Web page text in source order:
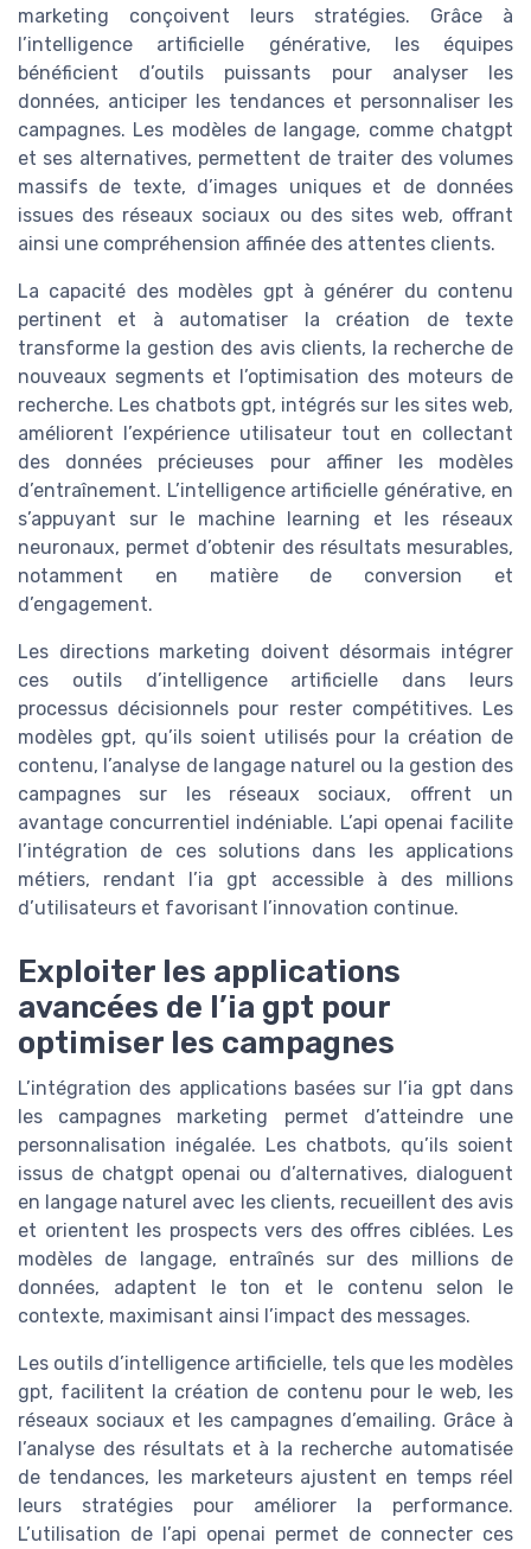
marketing conçoivent leurs stratégies. Grâce à
l’intelligence artificielle générative, les équipes
bénéficient d’outils puissants pour analyser les
données, anticiper les tendances et personnaliser les
campagnes. Les modèles de langage, comme chatgpt
et ses alternatives, permettent de traiter des volumes
massifs de texte, d’images uniques et de données
issues des réseaux sociaux ou des sites web, offrant
ainsi une compréhension affinée des attentes clients.
La capacité des modèles gpt à générer du contenu
pertinent et à automatiser la création de texte
transforme la gestion des avis clients, la recherche de
nouveaux segments et l’optimisation des moteurs de
recherche. Les chatbots gpt, intégrés sur les sites web,
améliorent l’expérience utilisateur tout en collectant
des données précieuses pour affiner les modèles
d’entraînement. L’intelligence artificielle générative, en
s’appuyant sur le machine learning et les réseaux
neuronaux, permet d’obtenir des résultats mesurables,
notamment en matière de conversion et
d’engagement.
Les directions marketing doivent désormais intégrer
ces outils d’intelligence artificielle dans leurs
processus décisionnels pour rester compétitives. Les
modèles gpt, qu’ils soient utilisés pour la création de
contenu, l’analyse de langage naturel ou la gestion des
campagnes sur les réseaux sociaux, offrent un
avantage concurrentiel indéniable. L’api openai facilite
l’intégration de ces solutions dans les applications
métiers, rendant l’ia gpt accessible à des millions
d’utilisateurs et favorisant l’innovation continue.
Exploiter les applications
avancées de l’ia gpt pour
optimiser les campagnes
L’intégration des applications basées sur l’ia gpt dans
les campagnes marketing permet d’atteindre une
personnalisation inégalée. Les chatbots, qu’ils soient
issus de chatgpt openai ou d’alternatives, dialoguent
en langage naturel avec les clients, recueillent des avis
et orientent les prospects vers des offres ciblées. Les
modèles de langage, entraînés sur des millions de
données, adaptent le ton et le contenu selon le
contexte, maximisant ainsi l’impact des messages.
Les outils d’intelligence artificielle, tels que les modèles
gpt, facilitent la création de contenu pour le web, les
réseaux sociaux et les campagnes d’emailing. Grâce à
l’analyse des résultats et à la recherche automatisée
de tendances, les marketeurs ajustent en temps réel
leurs stratégies pour améliorer la performance.
L’utilisation de l’api openai permet de connecter ces